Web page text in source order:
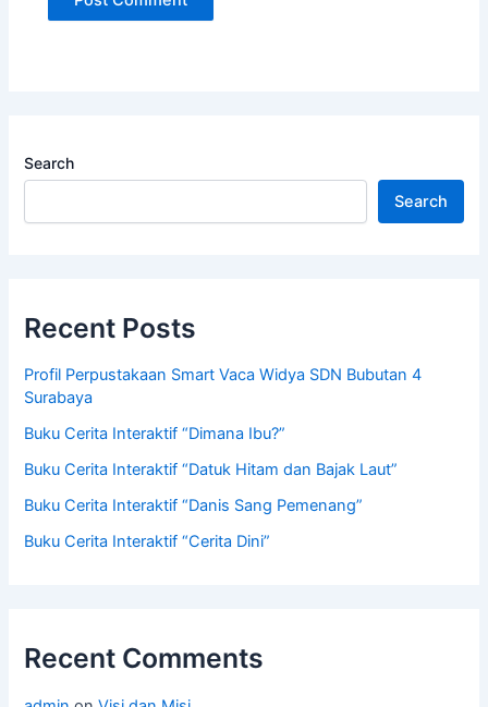
Search
Search
Recent Posts
Profil Perpustakaan Smart Vaca Widya SDN Bubutan 4
Surabaya
Buku Cerita Interaktif “Dimana Ibu?”
Buku Cerita Interaktif “Datuk Hitam dan Bajak Laut”
Buku Cerita Interaktif “Danis Sang Pemenang”
Buku Cerita Interaktif “Cerita Dini”
Recent Comments